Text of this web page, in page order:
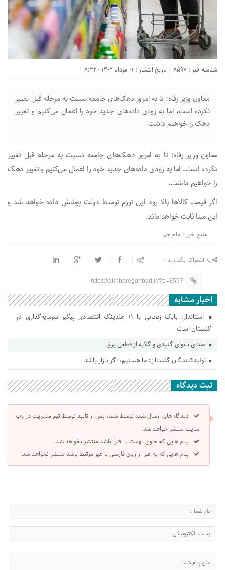
شناسه خبر : 8597 | تاریخ انتشار : 01 مرداد 1402 - 8:32 |
معاون وزیر رفاه: تا به امروز دهک‌های جامعه نسبت به مرحله قبل تغییر
نکرده است، اما به زودی داده‌های جدید خود را اعمال می‌کنیم و تغییر
دهک را خواهیم داشت.
معاون وزیر رفاه: تا به امروز دهک‌های جامعه نسبت به مرحله قبل تغییر
نکرده است، اما به زودی داده‌های جدید خود را اعمال می‌کنیم و تغییر دهک
را خواهیم داشت.
اگر قیمت کالا‌ها بالا رود این تورم توسط دولت پوشش داده خواهد شد و
این مبنا ثابت خواهد ماند.
منبع خبر : جام جم
به اشتراک بگذارید :
https://akhbaregonbad.ir/?p=8597
اخبار مشابه
استاندار: بابک زنجانی با ۱۱ هلدینگ اقتصادی پیگیر سرمایه‌گذاری در
گلستان است
صدای نانوای گنبدی و گلایه از قطعی برق
تولیدکنندگان گلستان: ما هستیم، اگر بازار باشد
ثبت دیدگاه
دیدگاه های ارسال شده توسط شما، پس از تایید توسط تیم مدیریت در وب
سایت منتشر خواهد شد.
پیام هایی که حاوی تهمت یا افترا باشد منتشر نخواهد شد.
پیام هایی که به غیر از زبان فارسی یا غیر مرتبط باشد منتشر نخواهد شد.